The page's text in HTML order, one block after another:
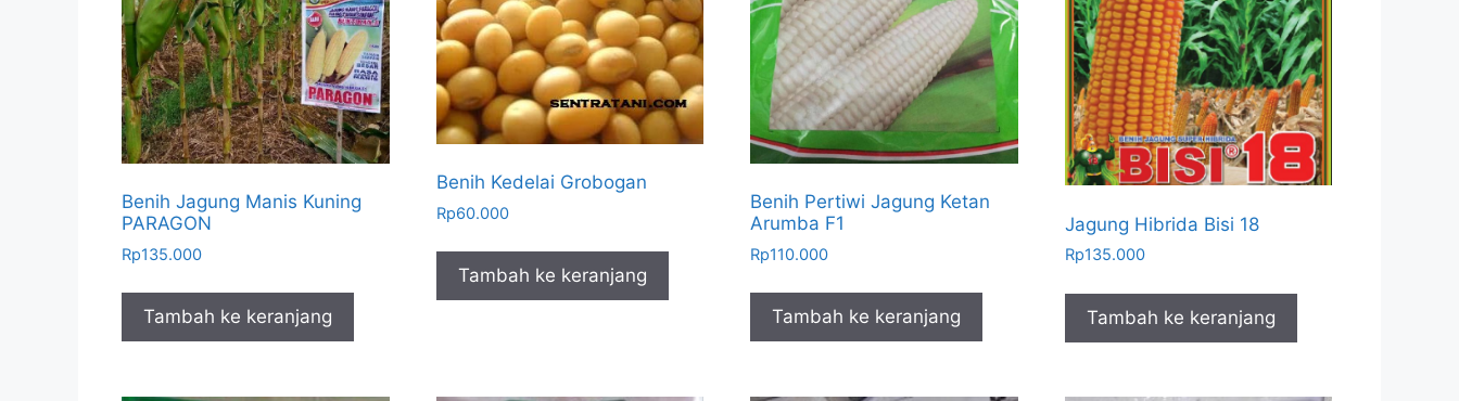
Benih Jagung Manis Kuning
PARAGON
Rp135.000
Tambah ke keranjang
Benih Kedelai Grobogan
Rp60.000
Tambah ke keranjang
Benih Pertiwi Jagung Ketan
Arumba F1
Rp110.000
Tambah ke keranjang
Jagung Hibrida Bisi 18
Rp135.000
Tambah ke keranjang